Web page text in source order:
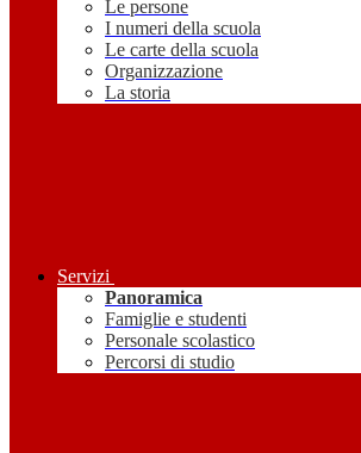
Le persone
I numeri della scuola
Le carte della scuola
Organizzazione
La storia
Servizi
Panoramica
Famiglie e studenti
Personale scolastico
Percorsi di studio